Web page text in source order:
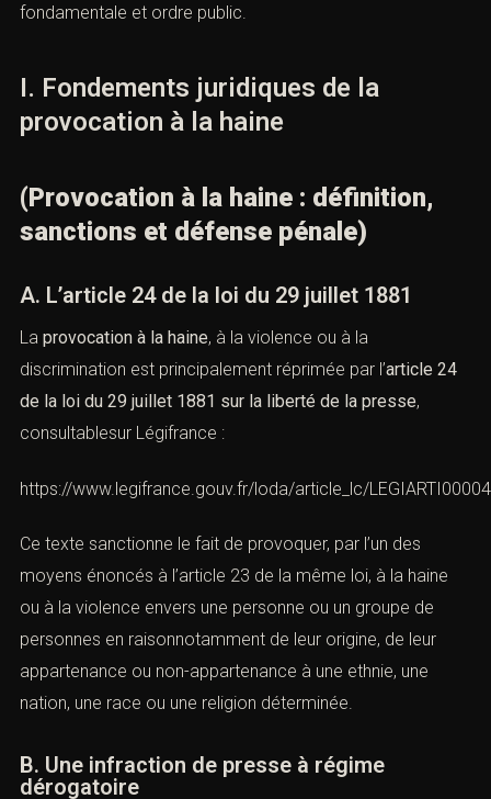
où la rigueur juridique est indispensable afin de concilier
I. Fondements juridiques de la
(Provocation à la haine : définition,
A. L’article 24 de la loi du 29 juillet 1881
Laprovocation à la haine, à la violence ou à la
discrimination est principalement réprimée par l’article
24 de la loi du 29 juillet 1881 sur la liberté de la presse
Ce texte sanctionne le fait de provoquer, par l’un des
moyens énoncés à l’article 23 de la même loi, à la haine
ou à la violence envers une personne ou un groupe de
personnes en raisonnotamment de leur origine, de leur
appartenance ou non-appartenance à une ethnie, une